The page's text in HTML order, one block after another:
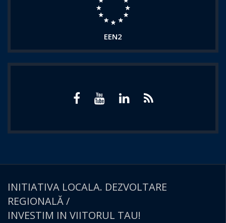
EEN2
INITIATIVA LOCALA. DEZVOLTARE
REGIONALĂ /
INVESTIM IN VIITORUL TAU!